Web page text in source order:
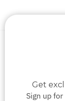
Get
Sign up
Glas